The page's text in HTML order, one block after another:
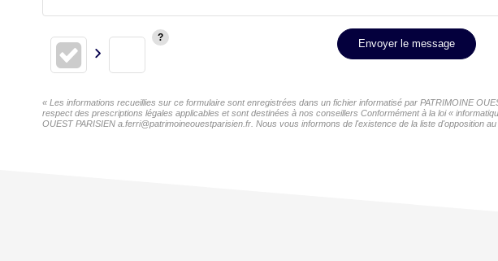
Envoyer le message
« Les informations recueillies sur ce formulaire sont enregistrées dans un fichier informatisé par PATRIMOINE
respect des prescriptions légales applicables et sont destinées à nos conseillers Conformément à la loi «
OUEST PARISIEN a.ferri@patrimoineouestparisien.fr. Nous vous informons de l'existence de la liste d'opposition